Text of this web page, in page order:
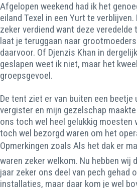
Afgelopen weekend had ik het
eiland Texel in een Yurt te
zeker verdiend want deze
laat je teruggaan naar
daarvoor. Of Djenzis Khan in
geslapen weet ik niet, maar het
groepsgevoel.
De tent ziet er van buiten een beetje
vergister en mijn gezelschap
ons toch wel heel gelukkig moesten
toch wel bezorgd waren om het
Opmerkingen zoals Als het dak er
waren zeker welkom. Nu hebben wij
jaar zeker ons deel van pech gehad
installaties, maar daar kom je wel